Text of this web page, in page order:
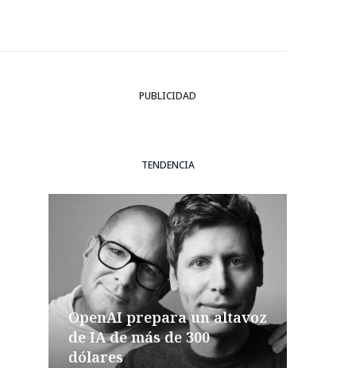
PUBLICIDAD
TENDENCIA
OpenAI prepara un altavoz
de IA de más de 300
dólares